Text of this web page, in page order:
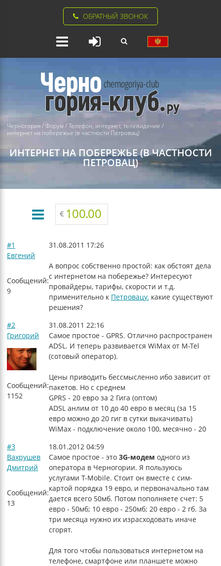
ОБРАТНЫЙ ЗВОНОК
Черногория/Форум /Телефон, интернет, телевидение /
интернет на побережье (в частности Петровац)
ИНТЕРНЕТ НА ПОБЕРЕЖЬЕ (В ЧАСТНОСТИ
ПЕТРОВАЦ)
100.00
#1
31.08.2011 17:26
Евгений
Сообщений:
9
А вопрос собственно простой: как обстоят дела
с интернетом на побережье? Интересуют
провайдеры, тарифы, скорости и т.д.
применительно к Петровацу. какие существуют
решения?
#2
31.08.2011 22:16
Григорий
Сообщений:
1152
Самое простое - GPRS. Отлично распространен
ADSL. И теперь развивается WiMax от M-Tel
(сотовый оператор).
Цены приводить бессмысленно ибо зависит от
пакетов. Но с среднем
GPRS - 20 евро за 2 Гига (оптом)
ADSL анлим от 10 до 40 евро в месяц (за 15
евро можно до 20 гиг в сутки выкачивать)
WiMax - подключение около 100, месячно - 20
#3
18.01.2012 04:59
Вахрушев
Дмитрий
Сообщений:
13
Самое простое - это 3G-модем одного из
оператора в Черногории. Я пользуюсь
услугами T-Mobile. Стоит он вместе с сим-
картой порядка 19 евро, и первоначально там
дается всего 50мб. Потом пополняете счет: 5
евро - 50мб; 10 евро - 250мб; 20 евро - 2 гб. За
три месяца нужно их израсходовать иначе
сгорят.
Для того чтобы пользоваться интернетом на
телефоне, смартфоне или планшете можно